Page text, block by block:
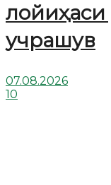
учрашув
07.08.2026
10